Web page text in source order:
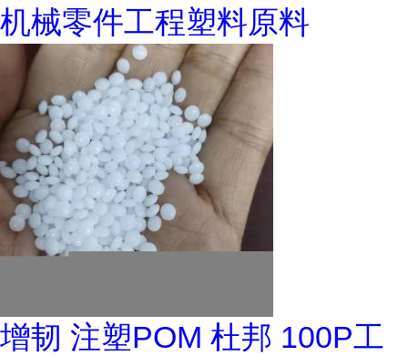
机械零件工程塑料原料
增韧 注塑POM 杜邦 100P工